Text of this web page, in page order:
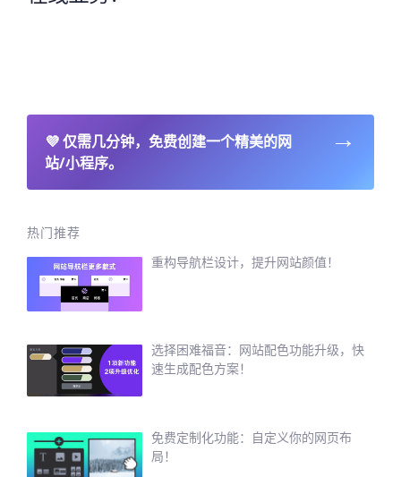
💜仅需几分钟，免费创建一个精美的网
站/小程序。
→
热门推荐
重构导航栏设计，提升网站颜值！
选择困难福音：网站配色功能升级，快
速生成配色方案！
免费定制化功能：自定义你的网页布
局！